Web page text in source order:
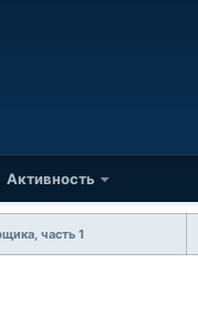
Активность
часть 1